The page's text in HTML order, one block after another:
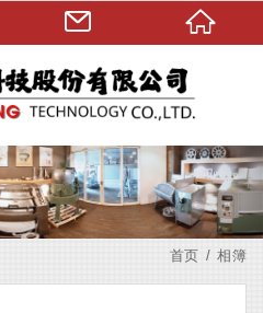
首页 相簿